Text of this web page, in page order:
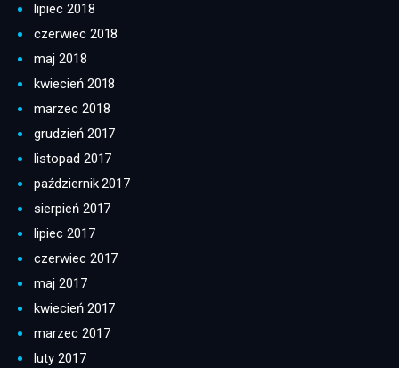
lipiec 2018
czerwiec 2018
maj 2018
kwiecień 2018
marzec 2018
grudzień 2017
listopad 2017
październik 2017
sierpień 2017
lipiec 2017
czerwiec 2017
maj 2017
kwiecień 2017
marzec 2017
luty 2017